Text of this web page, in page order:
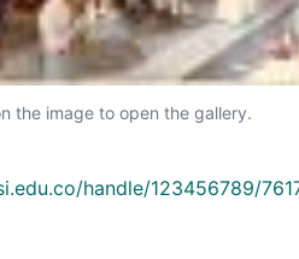
the image to open the gallery.
handle/123456789/